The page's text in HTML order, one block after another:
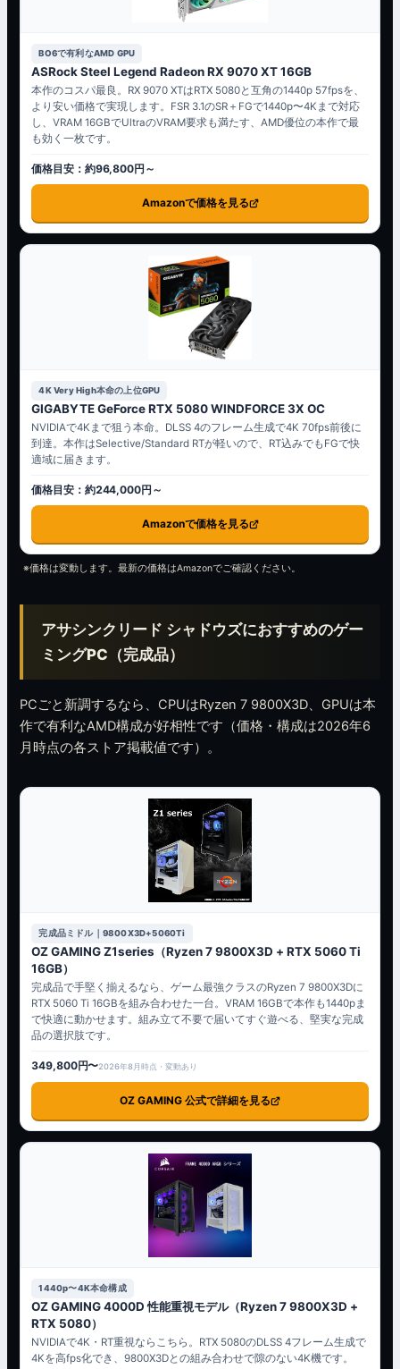
BO6で有利なAMD GPU
ASRock Steel Legend Radeon RX 9070 XT 16GB
本作のコスパ最良。RX 9070 XTはRTX 5080と互角の1440p 57fpsを、
より安い価格で実現します。FSR 3.1のSR＋FGで1440p〜4Kまで対応
し、VRAM 16GBでUltraのVRAM要求も満たす、AMD優位の本作で最
も効く一枚です。
価格目安：約96,800円～
Amazonで価格を見る
4K Very High本命の上位GPU
GIGABYTE GeForce RTX 5080 WINDFORCE 3X OC
NVIDIAで4Kまで狙う本命。DLSS 4のフレーム生成で4K 70fps前後に
到達。本作はSelective/Standard RTが軽いので、RT込みでもFGで快
適域に届きます。
価格目安：約244,000円～
Amazonで価格を見る
※価格は変動します。最新の価格はAmazonでご確認ください。
アサシンクリード シャドウズにおすすめのゲー
ミングPC（完成品）
PCごと新調するなら、CPUはRyzen 7 9800X3D、GPUは本
作で有利なAMD構成が好相性です（価格・構成は2026年6
月時点の各ストア掲載値です）。
完成品ミドル｜9800X3D+5060Ti
OZ GAMING Z1series（Ryzen 7 9800X3D + RTX 5060 Ti
16GB）
完成品で手堅く揃えるなら、ゲーム最強クラスのRyzen 7 9800X3Dに
RTX 5060 Ti 16GBを組み合わせた一台。VRAM 16GBで本作も1440pま
で快適に動かせます。組み立て不要で届いてすぐ遊べる、堅実な完成
品の選択肢です。
349,800円〜2026年8月時点・変動あり
OZ GAMING 公式で詳細を見る
1440p〜4K本命構成
OZ GAMING 4000D 性能重視モデル（Ryzen 7 9800X3D +
RTX 5080）
NVIDIAで4K・RT重視ならこちら。RTX 5080のDLSS 4フレーム生成で
4Kを高fps化でき、9800X3Dとの組み合わせで隙のない4K機です。